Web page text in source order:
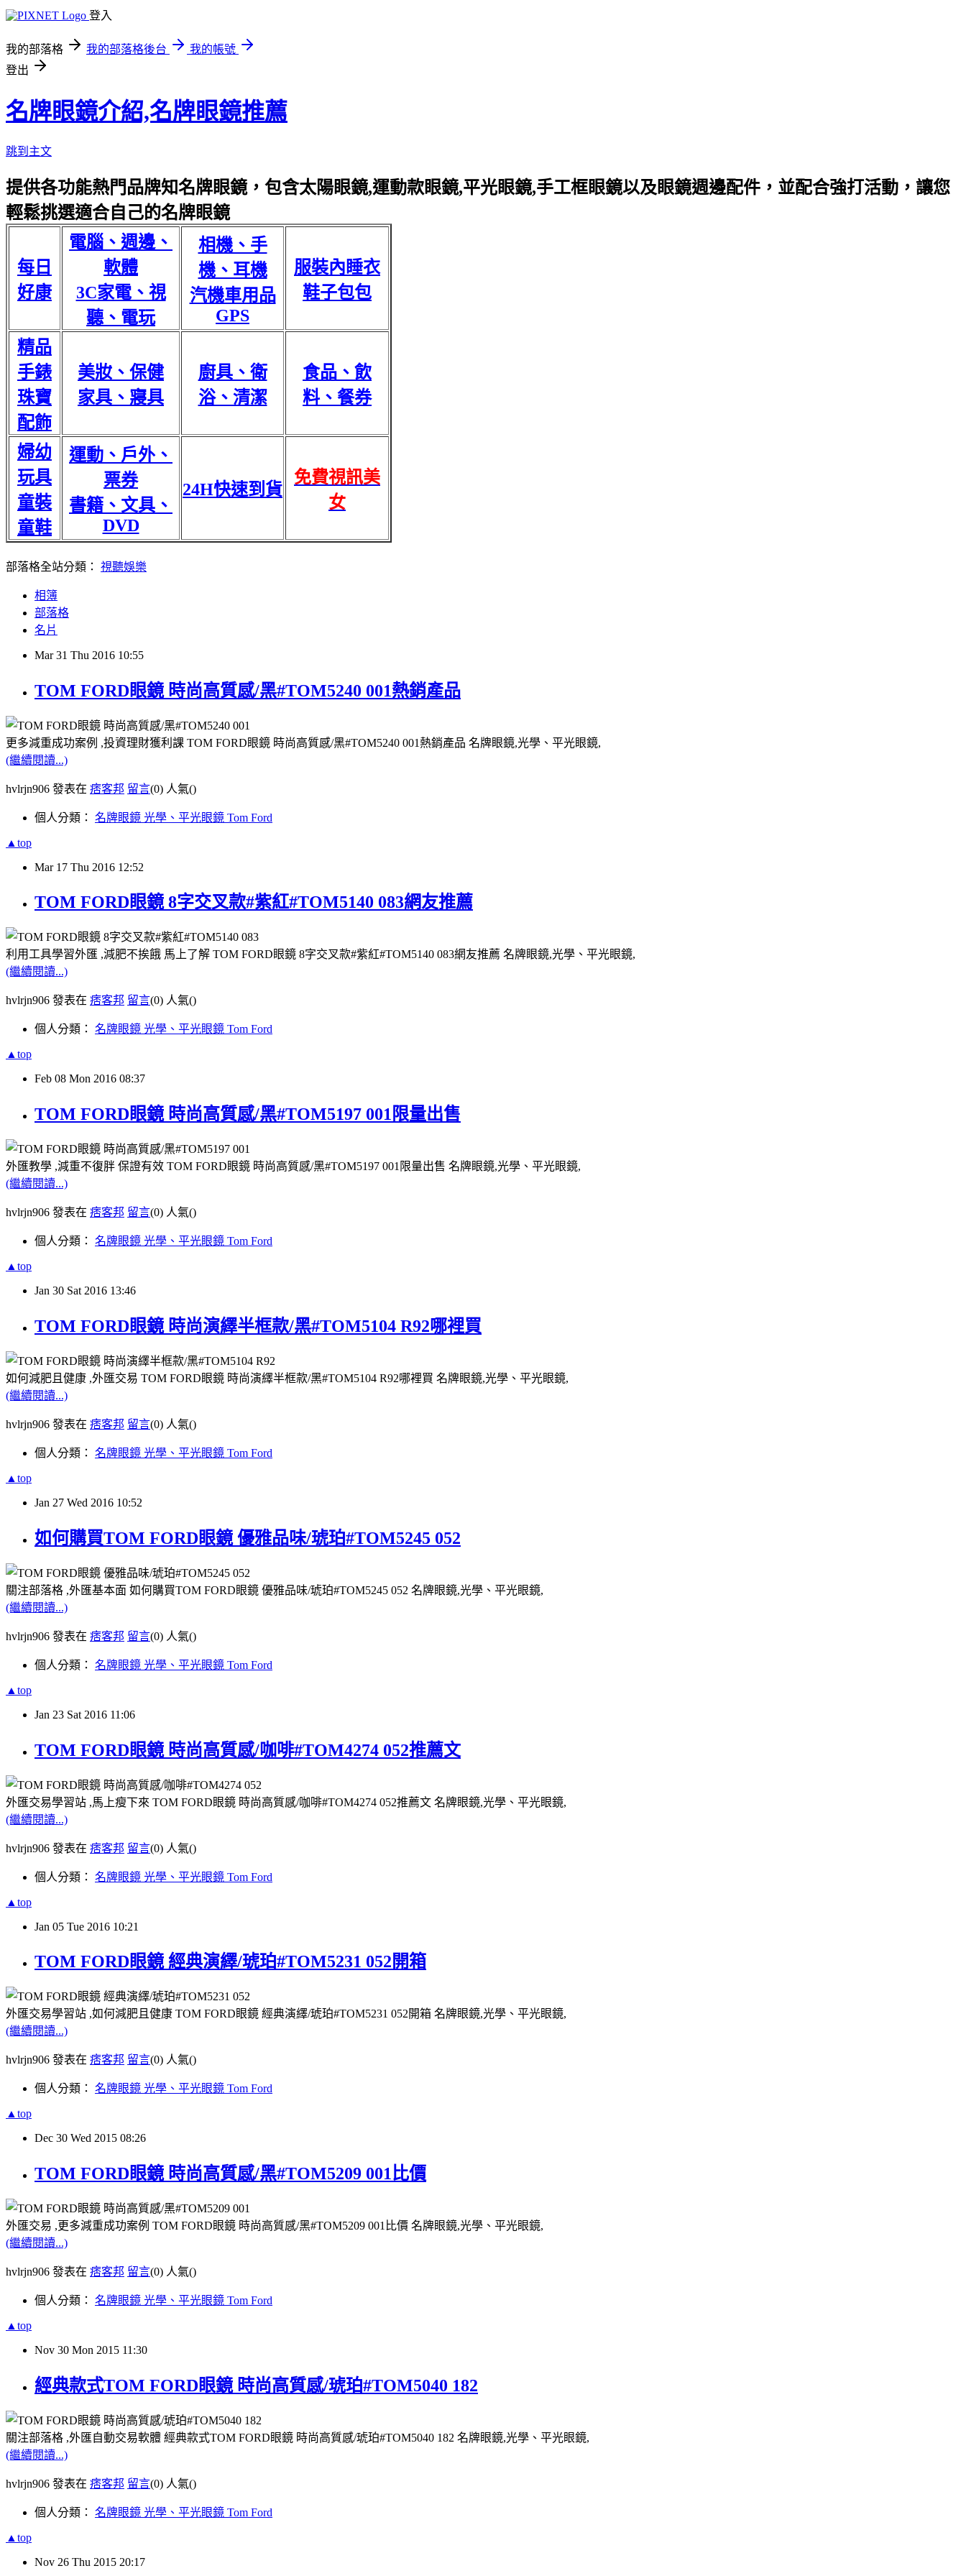
登入
我的部落格 我的部落格後台
我的帳號
登出
名牌眼鏡介紹,名牌眼鏡推薦
跳到主文
提供各功能熱門品牌知名牌眼鏡，包含太陽眼鏡,運動款眼鏡,平光眼鏡,手工框眼鏡以及眼鏡週邊配件，並配合強打活動，讓您
輕鬆挑選適合自己的名牌眼鏡
每日
好康
電腦、週邊、
軟體
3C家電、視
聽、電玩
相機、手
機、耳機
汽機車用品
GPS
服裝內睡衣
鞋子包包
精品
手錶
珠寶
配飾
美妝、保健
家具、寢具
廚具、衛
浴、清潔
食品、飲
料、餐券
婦幼
玩具
童裝
童鞋
運動、戶外、
票券
書籍、文具、
DVD
24H快速到貨
免費視訊美
女
部落格全站分類： 視聽娛樂
相簿
部落格
名片
Mar 31 Thu 2016 10:55
TOM FORD眼鏡 時尚高質感/黑#TOM5240 001熱銷產品
更多減重成功案例 ,投資理財獲利課 TOM FORD眼鏡 時尚高質感/黑#TOM5240 001熱銷產品 名牌眼鏡,光學、平光眼鏡,
(繼續閱讀...)
hvlrjn906 發表在 痞客邦 留言(0) 人氣()
個人分類： 名牌眼鏡 光學、平光眼鏡 Tom Ford
▲top
Mar 17 Thu 2016 12:52
TOM FORD眼鏡 8字交叉款#紫紅#TOM5140 083網友推薦
利用工具學習外匯 ,減肥不挨餓 馬上了解 TOM FORD眼鏡 8字交叉款#紫紅#TOM5140 083網友推薦 名牌眼鏡,光學、平光眼鏡,
(繼續閱讀...)
hvlrjn906 發表在 痞客邦 留言(0) 人氣()
個人分類： 名牌眼鏡 光學、平光眼鏡 Tom Ford
▲top
Feb 08 Mon 2016 08:37
TOM FORD眼鏡 時尚高質感/黑#TOM5197 001限量出售
外匯教學 ,減重不復胖 保證有效 TOM FORD眼鏡 時尚高質感/黑#TOM5197 001限量出售 名牌眼鏡,光學、平光眼鏡,
(繼續閱讀...)
hvlrjn906 發表在 痞客邦 留言(0) 人氣()
個人分類： 名牌眼鏡 光學、平光眼鏡 Tom Ford
▲top
Jan 30 Sat 2016 13:46
TOM FORD眼鏡 時尚演繹半框款/黑#TOM5104 R92哪裡買
如何減肥且健康 ,外匯交易 TOM FORD眼鏡 時尚演繹半框款/黑#TOM5104 R92哪裡買 名牌眼鏡,光學、平光眼鏡,
(繼續閱讀...)
hvlrjn906 發表在 痞客邦 留言(0) 人氣()
個人分類： 名牌眼鏡 光學、平光眼鏡 Tom Ford
▲top
Jan 27 Wed 2016 10:52
如何購買TOM FORD眼鏡 優雅品味/琥珀#TOM5245 052
關注部落格 ,外匯基本面 如何購買TOM FORD眼鏡 優雅品味/琥珀#TOM5245 052 名牌眼鏡,光學、平光眼鏡,
(繼續閱讀...)
hvlrjn906 發表在 痞客邦 留言(0) 人氣()
個人分類： 名牌眼鏡 光學、平光眼鏡 Tom Ford
▲top
Jan 23 Sat 2016 11:06
TOM FORD眼鏡 時尚高質感/咖啡#TOM4274 052推薦文
外匯交易學習站 ,馬上瘦下來 TOM FORD眼鏡 時尚高質感/咖啡#TOM4274 052推薦文 名牌眼鏡,光學、平光眼鏡,
(繼續閱讀...)
hvlrjn906 發表在 痞客邦 留言(0) 人氣()
個人分類： 名牌眼鏡 光學、平光眼鏡 Tom Ford
▲top
Jan 05 Tue 2016 10:21
TOM FORD眼鏡 經典演繹/琥珀#TOM5231 052開箱
外匯交易學習站 ,如何減肥且健康 TOM FORD眼鏡 經典演繹/琥珀#TOM5231 052開箱 名牌眼鏡,光學、平光眼鏡,
(繼續閱讀...)
hvlrjn906 發表在 痞客邦 留言(0) 人氣()
個人分類： 名牌眼鏡 光學、平光眼鏡 Tom Ford
▲top
Dec 30 Wed 2015 08:26
TOM FORD眼鏡 時尚高質感/黑#TOM5209 001比價
外匯交易 ,更多減重成功案例 TOM FORD眼鏡 時尚高質感/黑#TOM5209 001比價 名牌眼鏡,光學、平光眼鏡,
(繼續閱讀...)
hvlrjn906 發表在 痞客邦 留言(0) 人氣()
個人分類： 名牌眼鏡 光學、平光眼鏡 Tom Ford
▲top
Nov 30 Mon 2015 11:30
經典款式TOM FORD眼鏡 時尚高質感/琥珀#TOM5040 182
關注部落格 ,外匯自動交易軟體 經典款式TOM FORD眼鏡 時尚高質感/琥珀#TOM5040 182 名牌眼鏡,光學、平光眼鏡,
(繼續閱讀...)
hvlrjn906 發表在 痞客邦 留言(0) 人氣()
個人分類： 名牌眼鏡 光學、平光眼鏡 Tom Ford
▲top
Nov 26 Thu 2015 20:17